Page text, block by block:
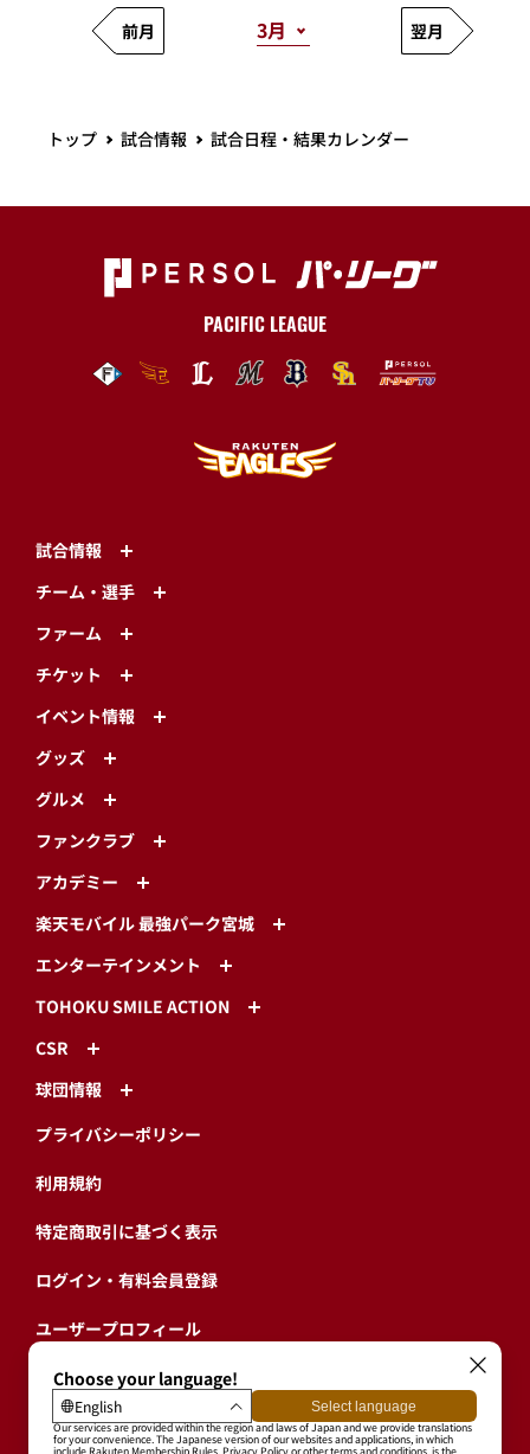
前月 翌月
トップ 試合情報 試合日程・結果カレンダー
PACIFIC LEAGUE
試合情報
チーム・選手
ファーム
チケット
イベント情報
グッズ
グルメ
ファンクラブ
アカデミー
楽天モバイル 最強パーク宮城
エンターテインメント
TOHOKU SMILE ACTION
CSR
球団情報
プライバシーポリシー
利用規約
特定商取引に基づく表示
ログイン・有料会員登録
ユーザープロフィール
会員情報引継ぎ
退会